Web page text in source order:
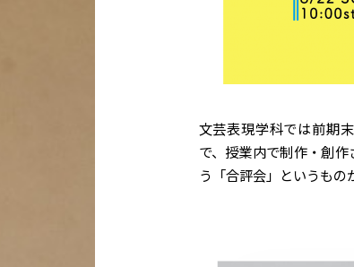
文芸表現学科では前期
で、授業内で制作・創
う「合評会」というもの